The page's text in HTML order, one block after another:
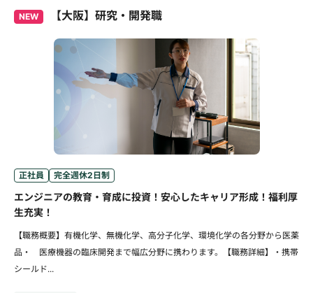
NEW 【大阪】研究・開発職
正社員 完全週休2日制
エンジニアの教育・育成に投資！安心したキャリア形成！福利厚
生充実！
【職務概要】有機化学、無機化学、高分子化学、環境化学の各分野から医薬
品・ 医療機器の臨床開発まで幅広分野に携わります。【職務詳細】・携帯
シールド...